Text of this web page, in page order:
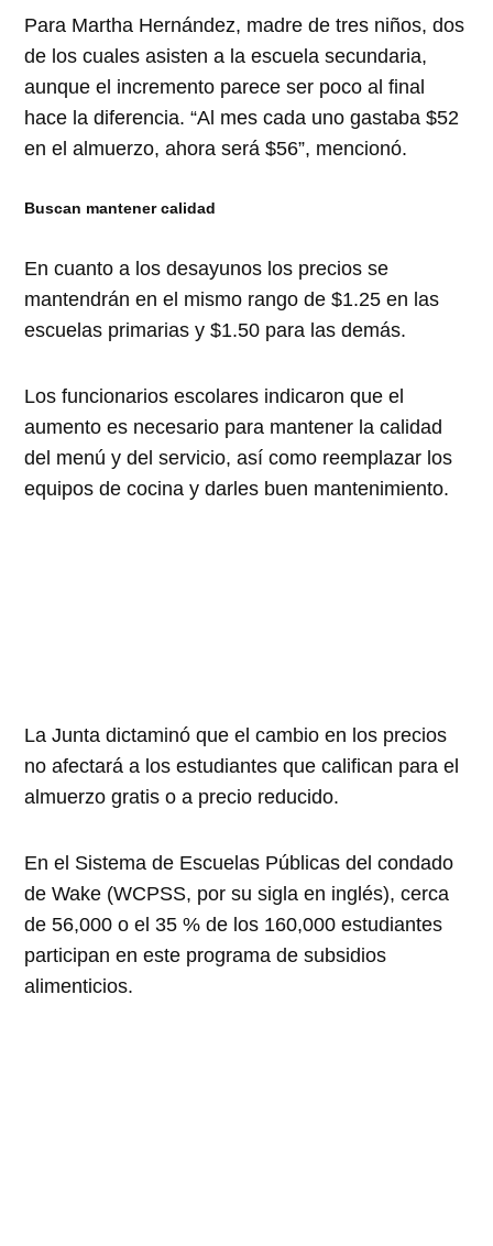
Para Martha Hernández, madre de tres niños, dos
de los cuales asisten a la escuela secundaria,
aunque el incremento parece ser poco al final
hace la diferencia. “Al mes cada uno gastaba $52
en el almuerzo, ahora será $56”, mencionó.
Buscan mantener calidad
En cuanto a los desayunos los precios se
mantendrán en el mismo rango de $1.25 en las
escuelas primarias y $1.50 para las demás.
Los funcionarios escolares indicaron que el
aumento es necesario para mantener la calidad
del menú y del servicio, así como reemplazar los
equipos de cocina y darles buen mantenimiento.
La Junta dictaminó que el cambio en los precios
no afectará a los estudiantes que califican para el
almuerzo gratis o a precio reducido.
En el Sistema de Escuelas Públicas del condado
de Wake (WCPSS, por su sigla en inglés), cerca
de 56,000 o el 35 % de los 160,000 estudiantes
participan en este programa de subsidios
alimenticios.